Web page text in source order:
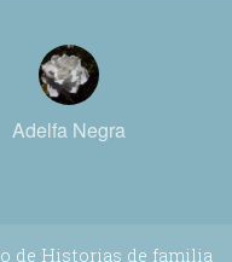
Adelfa Negra
de Historias de familia